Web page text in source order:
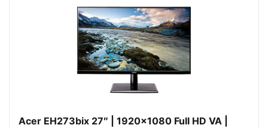
Acer EH273bix 27″ | 1920×1080 Full HD VA |